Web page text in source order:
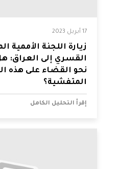
17 أبريل 2023
زيارة اللجنة الأممية
القسري إلى العراق:
نحو القضاء على هذه
المتفشية؟
إقرأ التحليل الكامل